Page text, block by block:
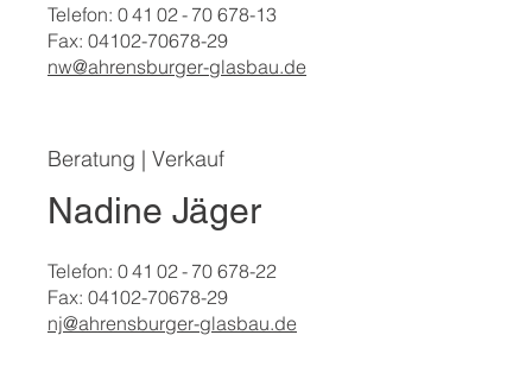
Telefon: 0 41 02 - 70 678-13
Fax: 04102-70678-29
nw@ahrensburger-glasbau.de
Beratung | Verkauf
Nadine Jäger
Telefon: 0 41 02 - 70 678-22
Fax: 04102-70678-29
nj@ahrensburger-glasbau.de